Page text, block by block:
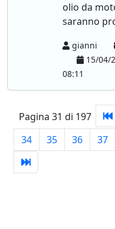
olio da
saranno
gianni
15/04/
08:11
Pagina 31 di 197
34
35 36 37